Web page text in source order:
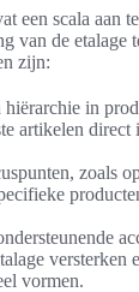
een scala aan
van de etalage
zijn:
in
artikelen direct
zoals
versterken
vormen.